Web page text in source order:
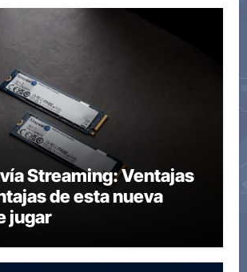
Streaming: Ventajas
de esta nueva
jugar